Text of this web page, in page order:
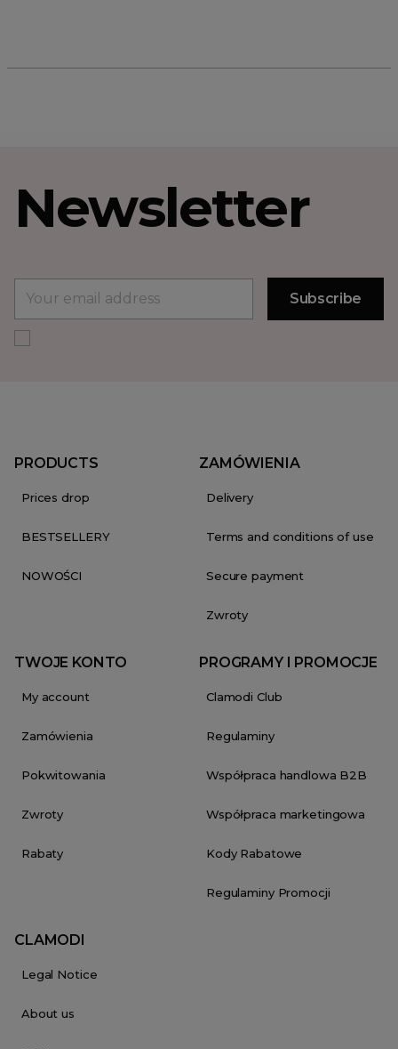
Newsletter
PRODUCTS
Prices drop
BESTSELLERY
NOWOŚCI
ZAMÓWIENIA
Delivery
Terms and conditions of use
Secure payment
Zwroty
TWOJE KONTO
My account
Zamówienia
Pokwitowania
Zwroty
Rabaty
PROGRAMY I PROMOCJE
Clamodi Club
Regulaminy
Współpraca handlowa B2B
Współpraca marketingowa
Kody Rabatowe
Regulaminy Promocji
CLAMODI
Legal Notice
About us